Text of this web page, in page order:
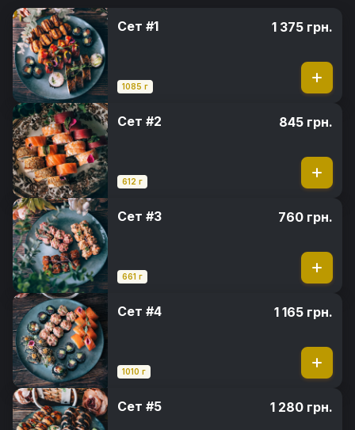
Сет #1
1085 г
1 375 грн.
Сет #2
612 г
845 грн.
Сет #3
661 г
760 грн.
Сет #4
1010 г
1 165 грн.
Сет #5 1 280 грн.